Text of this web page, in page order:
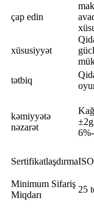
çap edin
xüsusiyyət
tətbiq
kəmiyyətə
nəzarət
Sertifikatlaşdırma
Minimum Sifariş
Miqdarı
25